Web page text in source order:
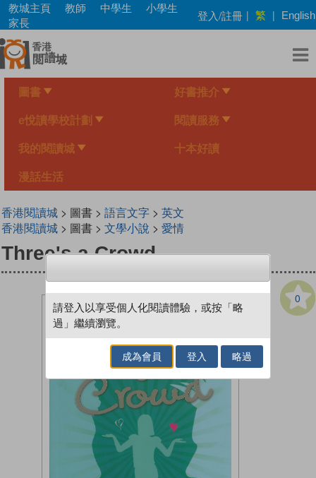
Skip
main
content
教城主頁 教師 中學生
小學生
家長
登入/註冊 | 繁 | English
圖書 好書推介
e悅讀學校計劃 閱讀服務
我的閱讀城 十本好讀
漫話生活
香港閱讀城> 圖書 > 語言文字> 英文
香港閱讀城> 圖書 > 文學小說 > 愛情
Three's a Crowd
0
請登入以享受個人化閱讀體驗，或按「略
過」繼續瀏覽。
成為會員 登入 略過